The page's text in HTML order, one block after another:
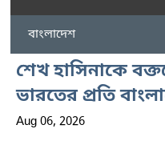
বাংলাদেশ
শেখ হাসিনাকে
ভারতের প্রতি
Aug 06, 2026